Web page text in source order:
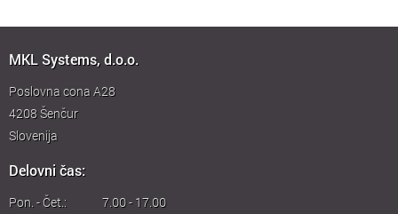
MKL Systems, d.o.o.
Poslovna cona A28
4208Šenčur
Slovenija
Delovni čas:
Pon. - Čet.:
7.00 - 17.00